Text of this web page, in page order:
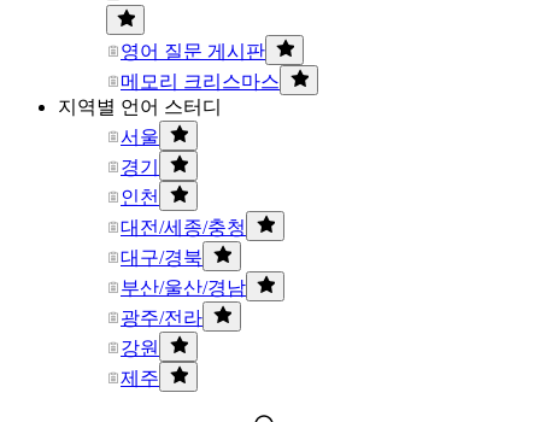
영어 질문 게시판
메모리 크리스마스
지역별 언어 스터디
서울
경기
인천
대전/세종/충청
대구/경북
부산/울산/경남
광주/전라
강원
제주